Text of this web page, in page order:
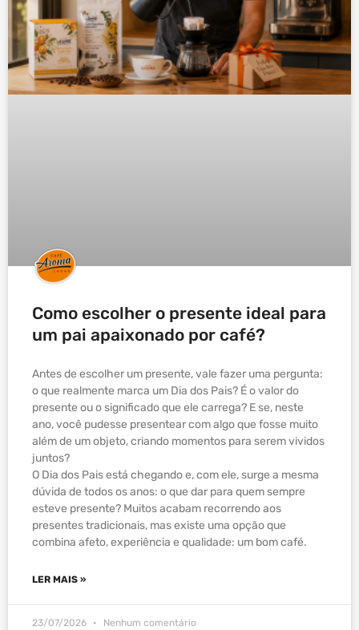
Como escolher o presente ideal para
um pai apaixonado por café?
Antes de escolher um presente, vale fazer uma pergunta:
o que realmente marca um Dia dos Pais? É o valor do
presente ou o significado que ele carrega? E se, neste
ano, você pudesse presentear com algo que fosse muito
além de um objeto, criando momentos para serem vividos
juntos?
O Dia dos Pais está chegando e, com ele, surge a mesma
dúvida de todos os anos: o que dar para quem sempre
esteve presente? Muitos acabam recorrendo aos
presentes tradicionais, mas existe uma opção que
combina afeto, experiência e qualidade: um bom café.
LER MAIS »
23/07/2026 Nenhum comentário